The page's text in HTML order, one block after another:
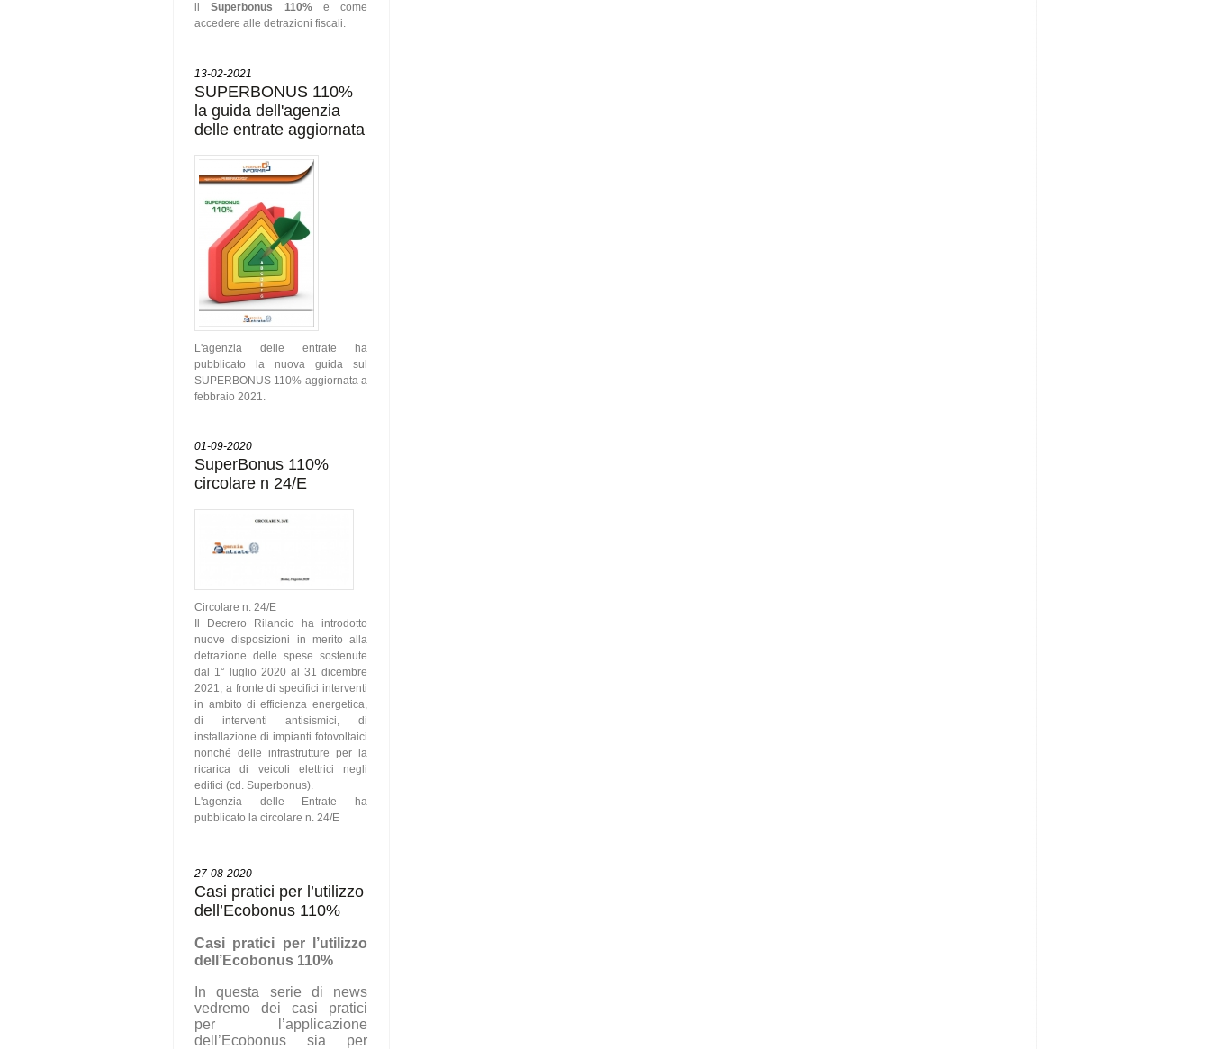
ilSuperbonus 110%e come
accedere alle detrazioni fiscali.
13-02-2021
SUPERBONUS 110%
la guida dell'agenzia
delle entrate aggiornata
L'agenzia delle entrate ha
pubblicato la nuova guida sul
SUPERBONUS 110% aggiornata a
febbraio 2021.
01-09-2020
SuperBonus 110%
circolare n 24/E
Circolare n. 24/E
Il Decrero Rilancio ha introdotto
nuove disposizioni in merito alla
detrazione delle spese sostenute
dal 1° luglio 2020 al 31 dicembre
2021, a fronte di specifici interventi
in ambito di efficienza energetica,
di interventi antisismici, di
installazione di impianti fotovoltaici
nonché delle infrastrutture per la
ricarica di veicoli elettrici negli
edifici (cd. Superbonus).
L'agenzia delle Entrate ha
pubblicato la circolare n. 24/E
27-08-2020
Casi pratici per l’utilizzo
dell’Ecobonus 110%
Casi pratici per l’utilizzo
dell’Ecobonus 110%
In questa serie di news
vedremo dei casi pratici
per l’applicazione
dell’Ecobonus sia per